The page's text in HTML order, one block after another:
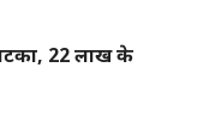
22 लाख के